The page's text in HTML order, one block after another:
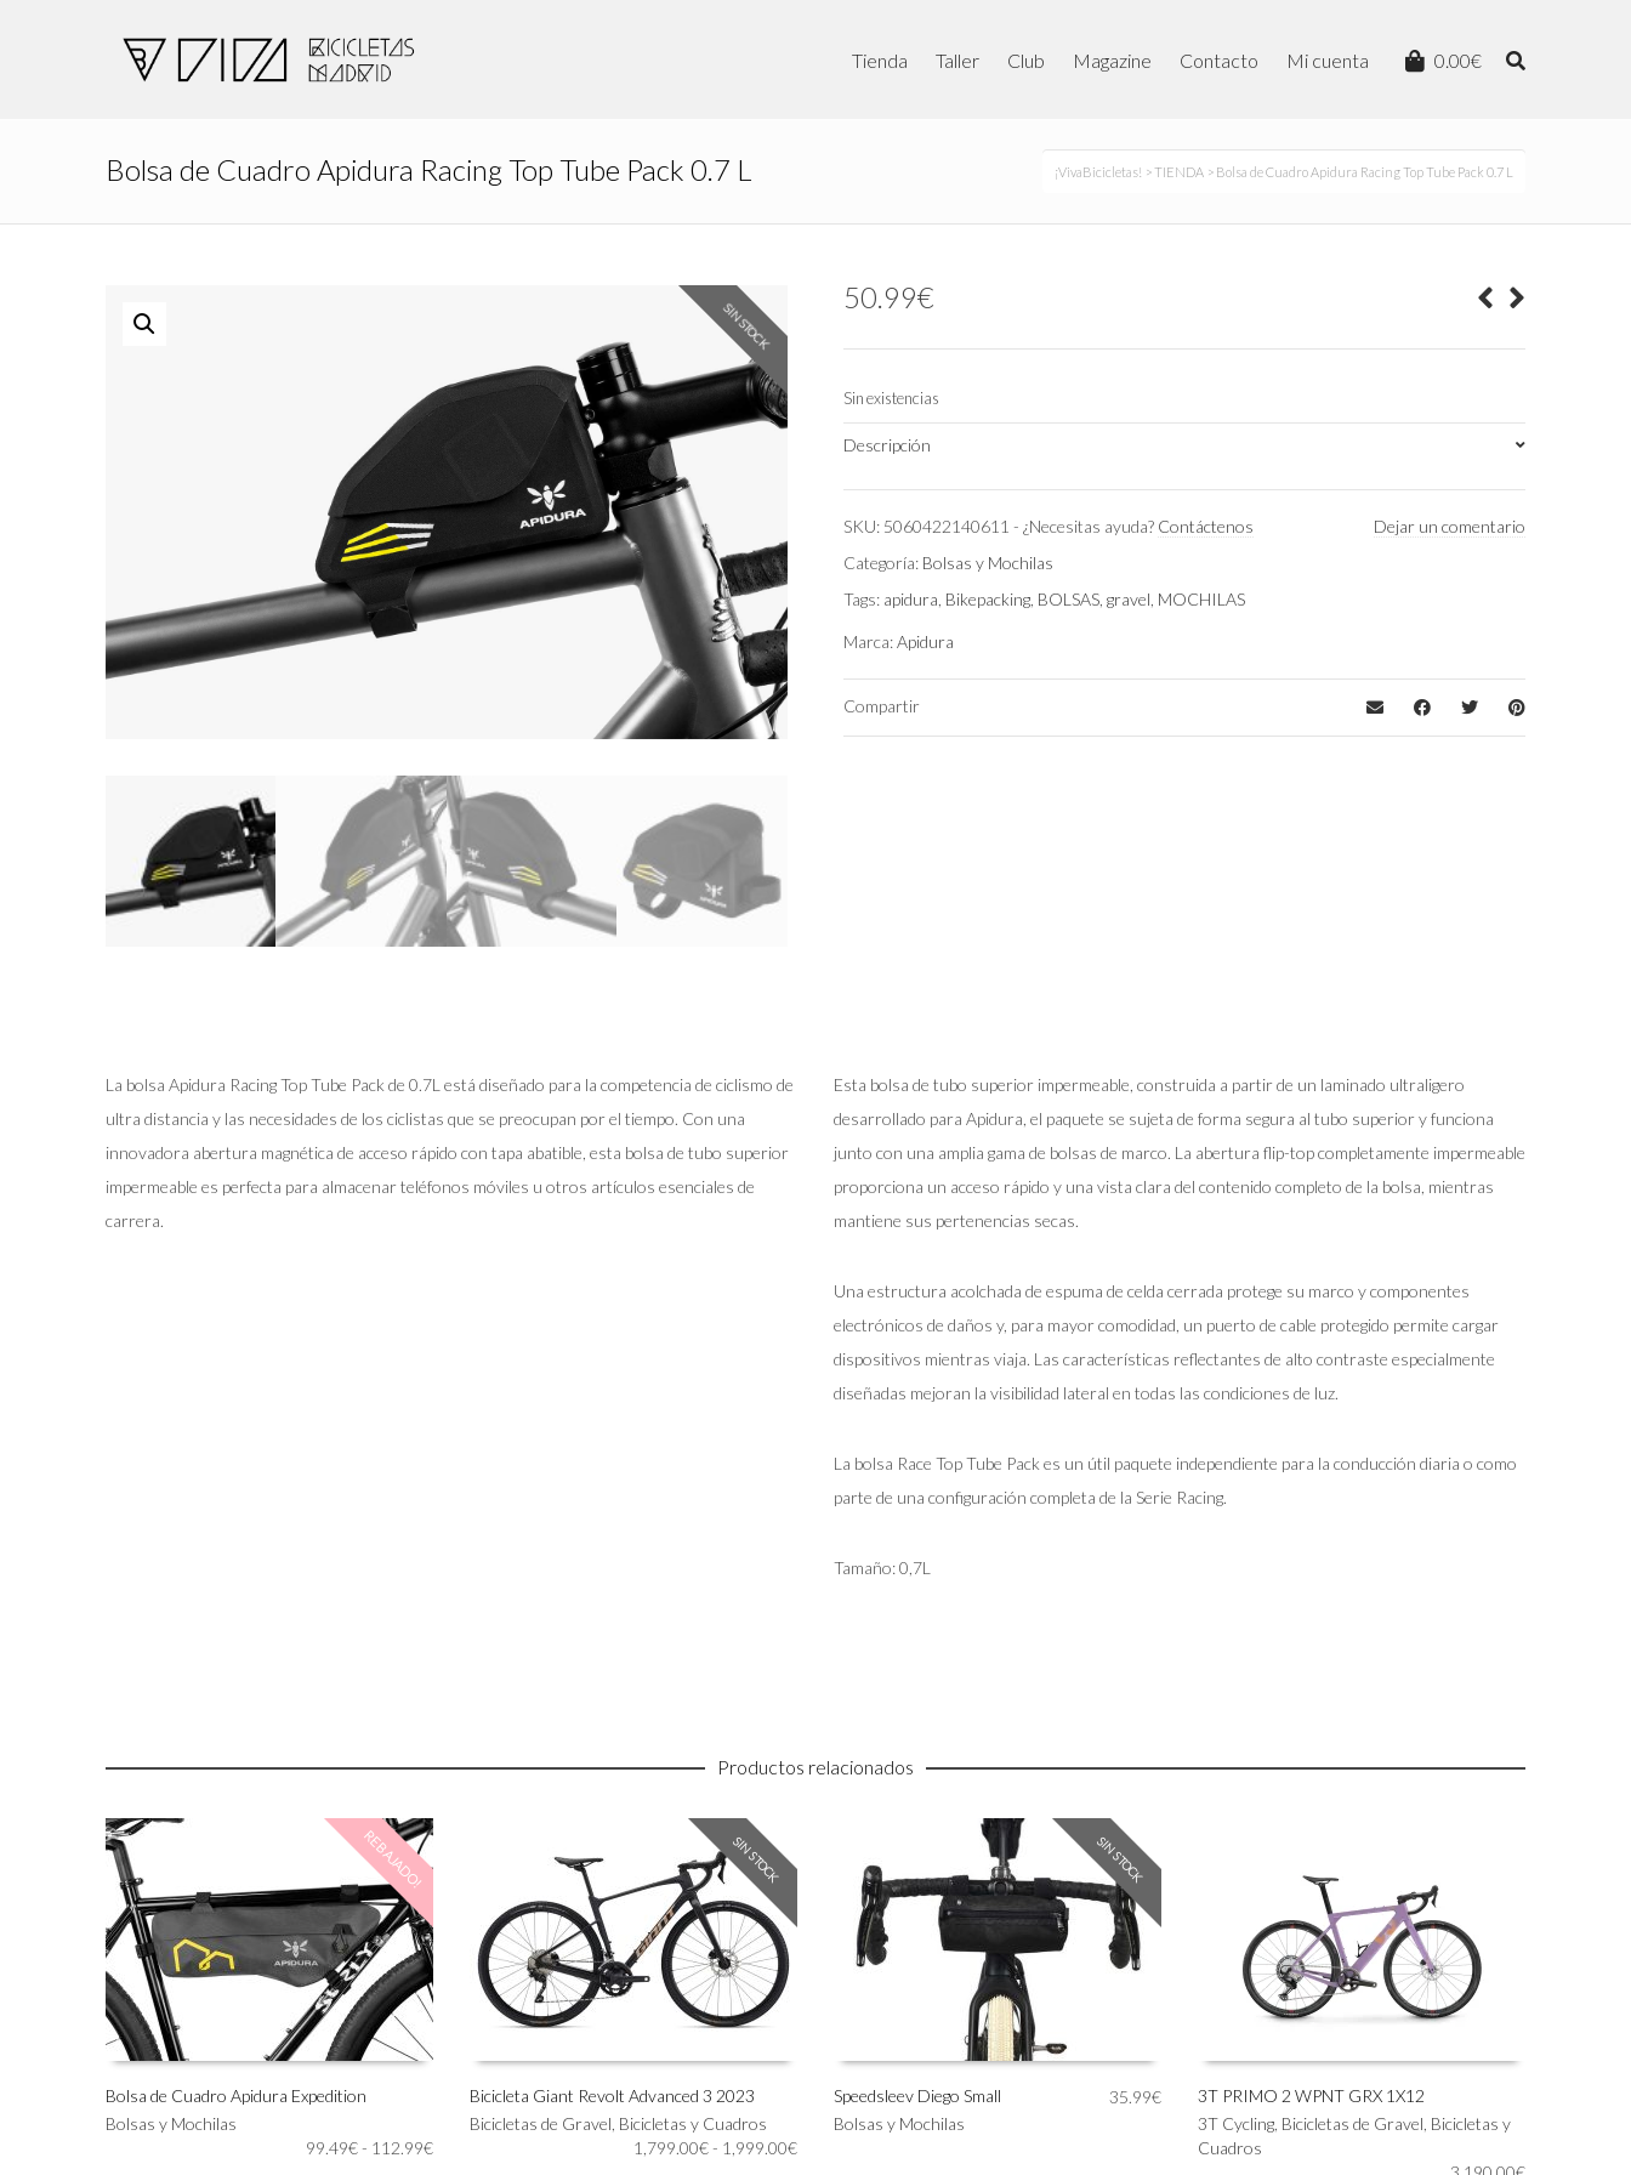
0.00€
Tienda Taller Club Magazine Contacto Mi cuenta
Bolsa de Cuadro Apidura Racing Top Tube Pack 0.7 L ¡VivaBicicletas! >TIENDA > Bolsa de Cuadro Apidura Racing Top Tube Pack 0.7 L
SIN STOCK
50.99€
Sin existencias
Descripción
SKU: 5060422140611 -¿Necesitas ayuda? Contáctenos
Dejar un comentario
Categoría: Bolsas y Mochilas
Tags: apidura Bikepacking BOLSAS ,gravel MOCHILAS
Marca:Apidura
Compartir
La bolsa Apidura Racing Top Tube Pack de 0.7L está diseñado para la competencia de ciclismo de
ultra distancia y las necesidades de los ciclistas que se preocupan por el tiempo. Con una
innovadora abertura magnética de acceso rápido con tapa abatible, esta bolsa de tubo superior
impermeable es perfecta para almacenar teléfonos móviles u otros artículos esenciales de
carrera.
Esta bolsa de tubo superior impermeable, construida a partir de un laminado ultraligero
desarrollado para Apidura, el paquete se sujeta de forma segura al tubo superior y funciona
junto con una amplia gama de bolsas de marco. La abertura flip-top completamente impermeable
proporciona un acceso rápido y una vista clara del contenido completo de la bolsa, mientras
mantiene sus pertenencias secas.
Una estructura acolchada de espuma de celda cerrada protege su marco y componentes
electrónicos de daños y, para mayor comodidad, un puerto de cable protegido permite cargar
dispositivos mientras viaja. Las características reflectantes de alto contraste especialmente
diseñadas mejoran la visibilidad lateral en todas las condiciones de luz.
La bolsa Race Top Tube Pack es un útil paquete independiente para la conducción diaria o como
parte de una configuración completa de la Serie Racing.
Tamaño: 0,7L
Productos relacionados
REBAJADO!
SELECCIONAR OPCIONES
Este
Bolsa de Cuadro Apidura Expedition
Bolsas y Mochilas
99.49€- 112.99€Rango
SIN STOCK
SELECCIONAR OPCIONES
Este
Bicicleta Giant Revolt Advanced 3 2023
Bicicletas de Gravel Bicicletas y Cuadros
1,799.00€- 1,999.00€Rango
SIN STOCK
LEER MÁS
Speedsleev Diego Small
Bolsas y Mochilas
35.99€
SELECCIONAR OPCIONES
Este
producto
3T PRIMO 2 WPNT GRX 1X12
3T Cycling Bicicletas de Gravel Bicicletas y
Cuadros